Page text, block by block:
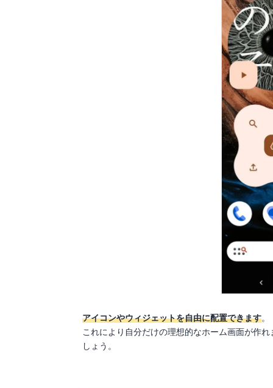
アイコンやウィジェットを自由に配置できます。
これにより自分だけの理想的なホーム画面が作
しょう。